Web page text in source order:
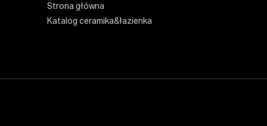
Strona główna
Katalog ceramika&łazienka